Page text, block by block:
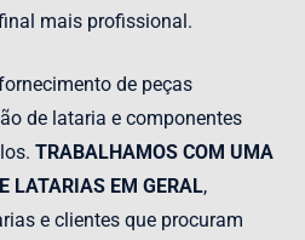
mais profissional.
de peças
de lataria e componentes
TRABALHAMOS COM UMA
LATARIAS EM GERAL,
e clientes que procuram